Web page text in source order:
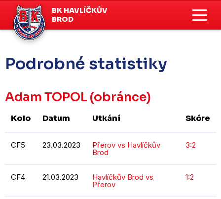
BK HAVLÍČKŮV
BROD
Podrobné statistiky
Adam TOPOL (obránce)
Kolo Datum Utkání Skóre
CF5 23.03.2023 Přerov vs Havlíčkův
Brod
3:2
CF4 21.03.2023 Havlíčkův Brod vs
Přerov
1:2